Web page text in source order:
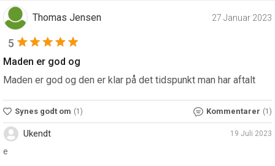
Thomas Jensen 27 Januar 2023
5
Maden er god og
Maden er god og den er klar på det tidspunkt man har aftalt
Synes godt om (1) Kommentarer (1)
Ukendt 19 Juli 2023
e